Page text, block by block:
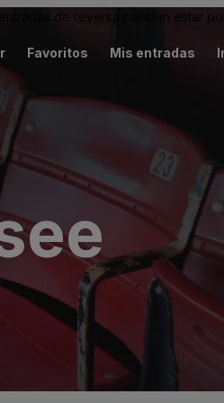
de reventa pueden estar
Favoritos Mis entradas